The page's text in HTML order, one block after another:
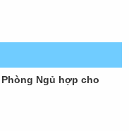
Ngủ hợp cho